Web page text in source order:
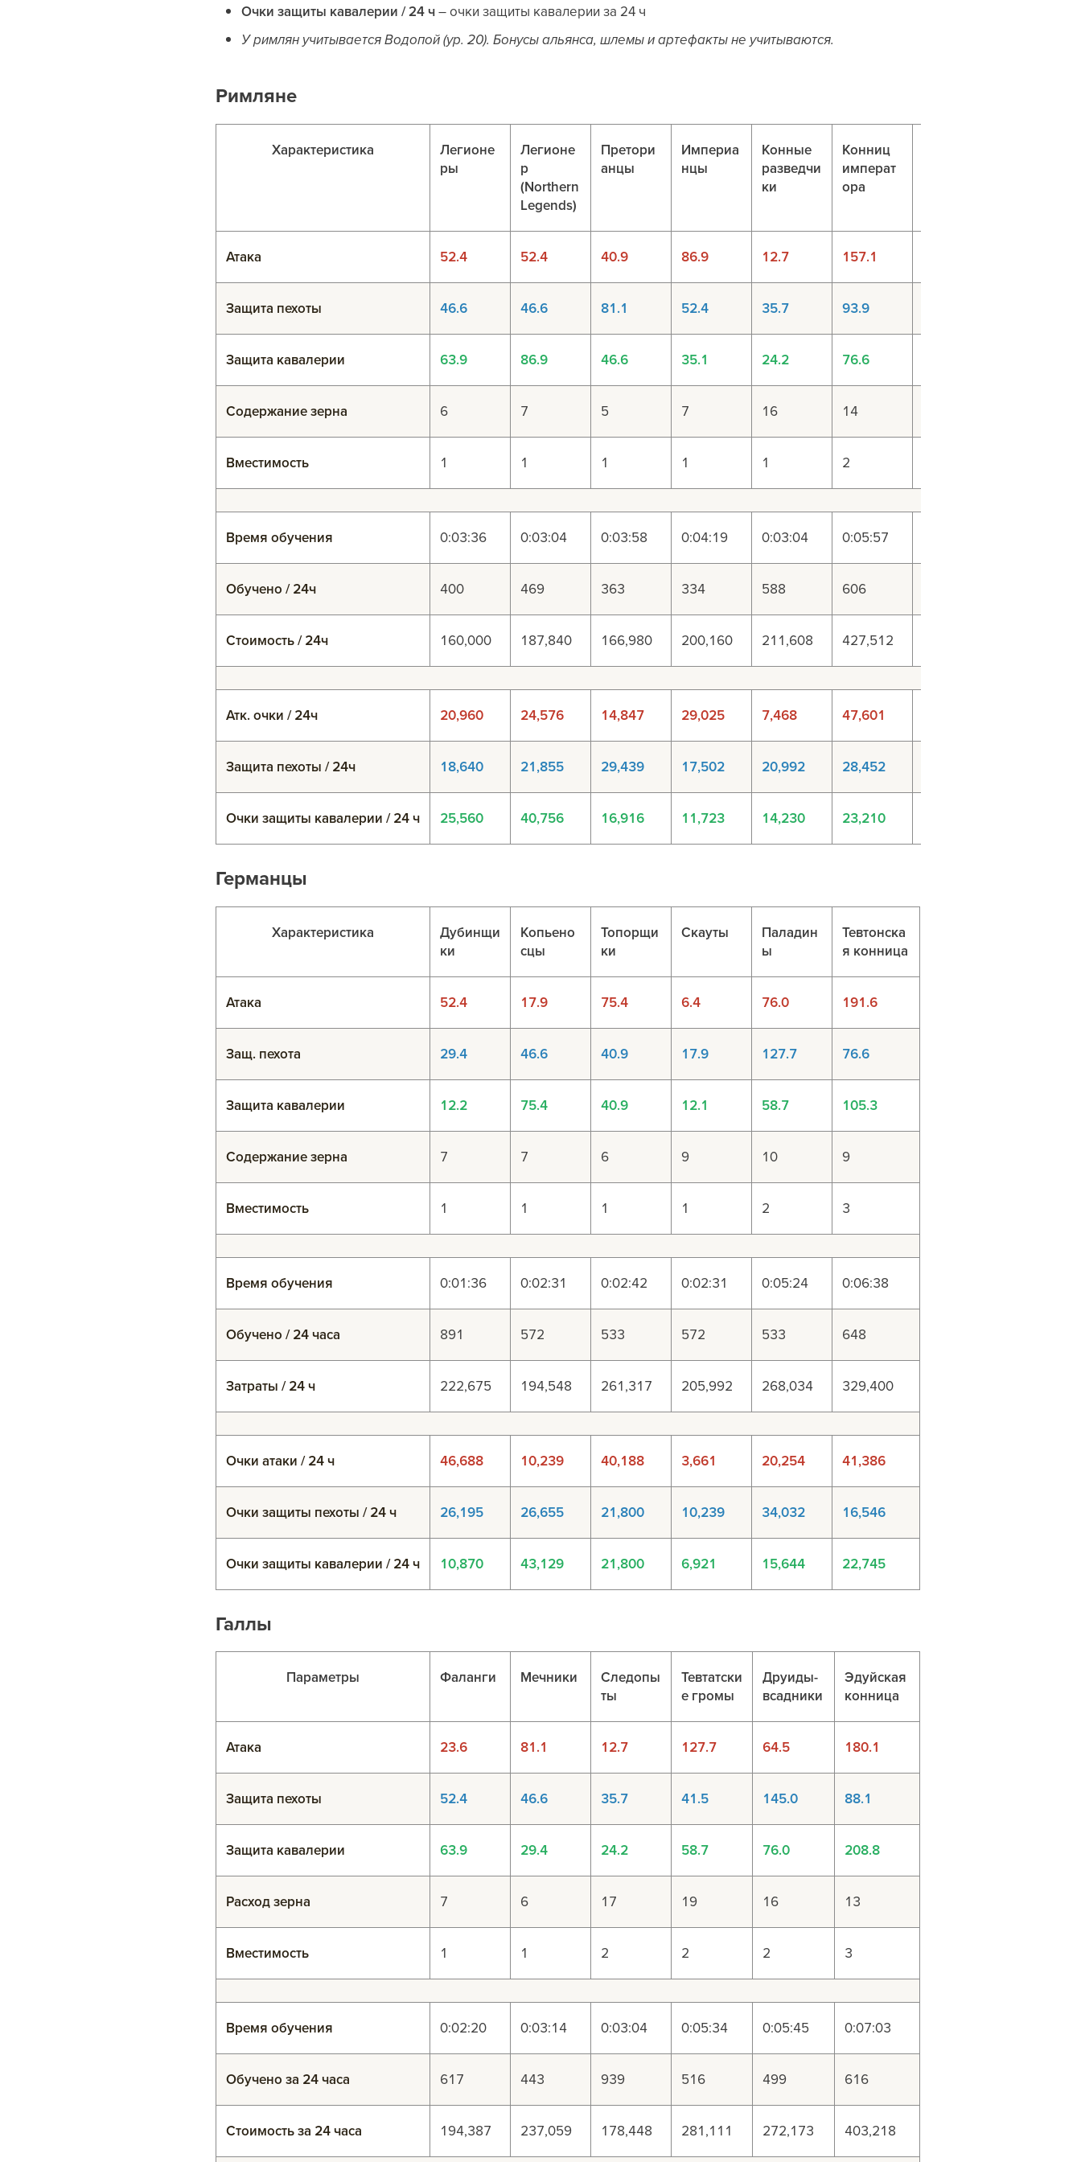
Очки защиты кавалерии / 24 ч– очки защиты кавалерии за 24 ч
У римлян учитывается Водопой (ур. 20). Бонусы альянса, шлемы и артефакты не учитываются.
Римляне
Характеристика
Легионе
ры
Легионе
р
(Northern
Legends)
Претори
анцы
Империа
нцы
Конные
разведчи
ки
Конниц
императ
ора
Атака 52.4 52.4 40.9 86.9 12.7 157.1
Защита пехоты 46.6 46.6 81.1 52.4 35.7 93.9
Защита кавалерии 63.9 86.9 46.6 35.1 24.2 76.6
Содержание зерна 6 7 5 7 16 14
Вместимость 1 1 1 1 1 2
Время обучения 0:03:36 0:03:04 0:03:58 0:04:19 0:03:04 0:05:57
Обучено / 24ч 400 469 363 334 588 606
Стоимость / 24ч 160,000 187,840 166,980 200,160 211,608 427,512
Атк. очки / 24ч 20,960 24,576 14,847 29,025 7,468 47,601
Защита пехоты / 24ч 18,640 21,855 29,439 17,502 20,992 28,452
Очки защиты кавалерии / 24 ч 25,560 40,756 16,916 11,723 14,230 23,210
Германцы
Характеристика
Дубинщи
ки
Копьено
сцы
Топорщи
ки
Скауты
Паладин
ы
Тевтонска
я конница
Атака 52.4 17.9 75.4 6.4 76.0 191.6
Защ. пехота 29.4 46.6 40.9 17.9 127.7 76.6
Защита кавалерии 12.2 75.4 40.9 12.1 58.7 105.3
Содержание зерна 7 7 6 9 10 9
Вместимость 1 1 1 1 2 3
Время обучения 0:01:36 0:02:31 0:02:42 0:02:31 0:05:24 0:06:38
Обучено / 24 часа 891 572 533 572 533 648
Затраты / 24 ч 222,675 194,548 261,317 205,992 268,034 329,400
Очки атаки / 24 ч 46,688 10,239 40,188 3,661 20,254 41,386
Очки защиты пехоты / 24 ч 26,195 26,655 21,800 10,239 34,032 16,546
Очки защиты кавалерии / 24 ч 10,870 43,129 21,800 6,921 15,644 22,745
Галлы
Параметры Фаланги Мечники
Следопы
ты
Тевтатски
е громы
Друиды-
всадники
Эдуйская
конница
Атака 23.6 81.1 12.7 127.7 64.5 180.1
Защита пехоты 52.4 46.6 35.7 41.5 145.0 88.1
Защита кавалерии 63.9 29.4 24.2 58.7 76.0 208.8
Расход зерна 7 6 17 19 16 13
Вместимость 1 1 2 2 2 3
Время обучения 0:02:20 0:03:14 0:03:04 0:05:34 0:05:45 0:07:03
Обучено за 24 часа 617 443 939 516 499 616
Стоимость за 24 часа 194,387 237,059 178,448 281,111 272,173 403,218